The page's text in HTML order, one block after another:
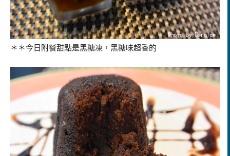
＊＊今日附餐甜點是黑糖凍，黑糖味超香的